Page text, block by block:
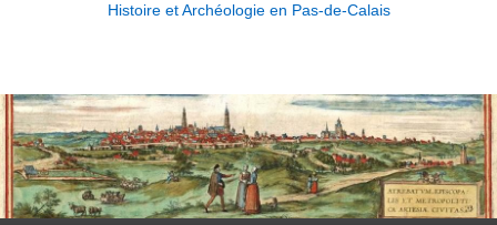
Histoire et Archéologie en Pas-de-Calais